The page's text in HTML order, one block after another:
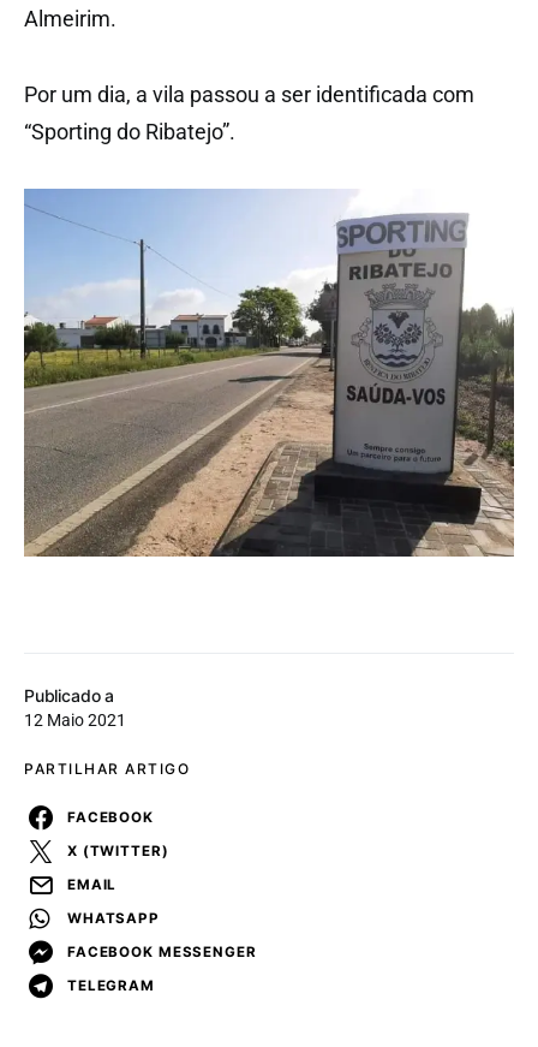
Publicado a
12 Maio 2021
PARTILHAR ARTIGO
FACEBOOK
X (TWITTER)
EMAIL
WHATSAPP
FACEBOOK MESSENGER
TELEGRAM
Almeirim.
Por um dia, a vila passou a ser identificada com
“Sporting do Ribatejo”.